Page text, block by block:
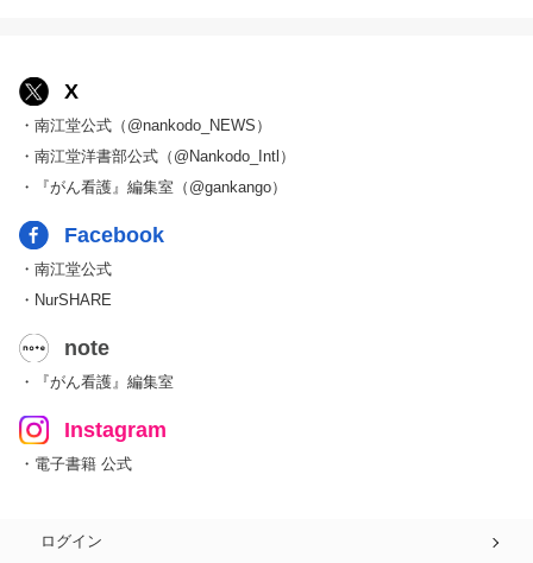
X
・南江堂公式（@nankodo_NEWS）
・南江堂洋書部公式（@Nankodo_Intl）
・『がん看護』編集室（@gankango）
Facebook
・南江堂公式
・NurSHARE
note
・『がん看護』編集室
Instagram
・電子書籍 公式
ログイン